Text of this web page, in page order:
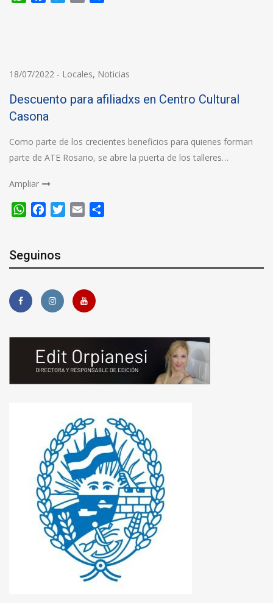
18/07/2022 - Locales, Noticias
Descuento para afiliadxs en Centro Cultural
Casona
Como parte de los crecientes beneficios para quienes forman
parte de ATE Rosario, se abre la puerta de los talleres…
Ampliar
WhatsApp
FacebookTwitter
Email
Seguinos